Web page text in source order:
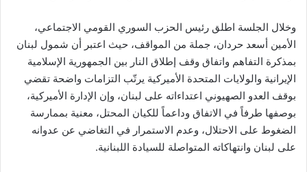
وخلال الجلسة اطلق رئيس الحزب السوري القومي الاجتماعي،
الأمين أسعد حردان، جملة من المواقف، حيث اعتبر أن شمول لبنان
بمذكرة التفاهم واتفاق وقف إطلاق النار بين الجمهورية الإسلامية
الإيرانية والولايات المتحدة الأميركية يرتّب التزامات واضحة تقضي
بوقف العدو الصهيوني اعتداءاته على لبنان، وإن الإدارة الأميركية،
بوصفها طرفاً في الاتفاق وداعماً للكيان المحتل، معنية بممارسة
الضغوط على الاحتلال، وعدم الاستمرار في التغاضي عن عدوانه
على لبنان وانتهاكاته المتواصلة للسيادة اللبنانية.